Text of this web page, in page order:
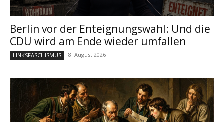
Berlin vor der Enteignungswahl: Und die
CDU wird am Ende wieder umfallen
LINKSFASCHISMUS 8. August 2026